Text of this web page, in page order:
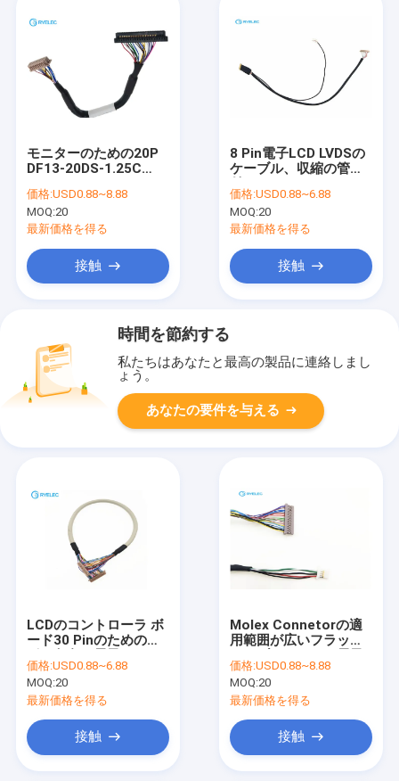
モニターのための20P
DF13-20DS-1.25C
ーブルへの歪んだ組
20pin JAE FI-S20S
価格:USD0.88~8.88
MOQ:20
最新価格を得る
接触
8 Pin電子LCD LVDSの
ケーブル、収縮の管が
LVDSのモニター ケー
ブル
価格:USD0.88~6.88
MOQ:20
最新価格を得る
接触
時間を節約する
私たちはあなたと最高の製品に連絡しまし
ょう。
あなたの要件を与える
LCDのコントローラ ボ
ード30 Pinのための円
モニター ケーブル
価格:USD0.88~6.88
MOQ:20
最新価格を得る
接触
Molex Connetorの適
用範囲が広いフラット
LVDSの屈曲ケーブル
価格:USD0.88~8.88
MOQ:20
最新価格を得る
接触